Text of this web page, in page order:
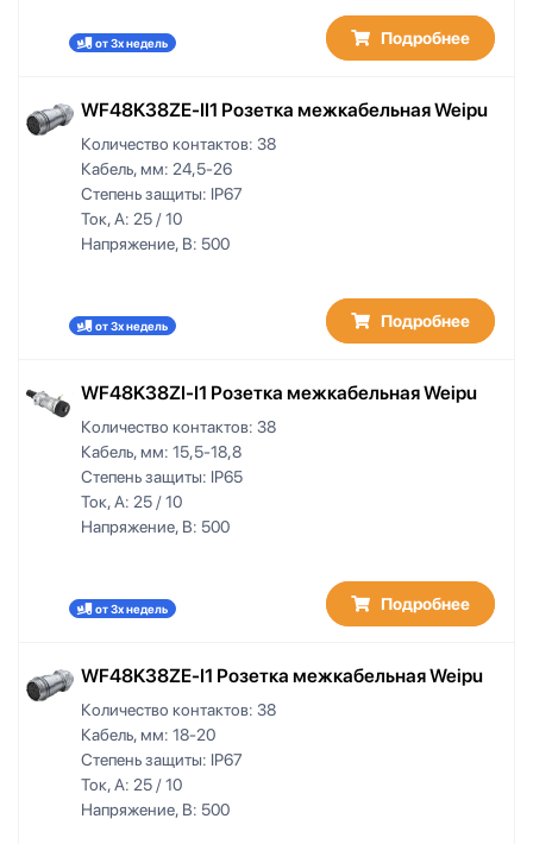
от 3х недель Подробнее
WF48K38ZE-II1 Розетка межкабельная Weipu
Количество контактов: 38
Кабель, мм: 24,5-26
Степень защиты: IP67
Ток, А: 25 / 10
Напряжение, В: 500
от 3х недель Подробнее
WF48K38ZI-I1 Розетка межкабельная Weipu
Количество контактов: 38
Кабель, мм: 15,5-18,8
Степень защиты: IP65
Ток, А: 25 / 10
Напряжение, В: 500
от 3х недель Подробнее
WF48K38ZE-I1 Розетка межкабельная Weipu
Количество контактов: 38
Кабель, мм: 18-20
Степень защиты: IP67
Ток, А: 25 / 10
Напряжение, В: 500